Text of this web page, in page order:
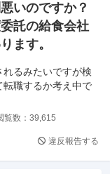
いのですか？
託の給食会社
ます。
るみたいですが検
職するか考え中で
覧数： 39,615
違反報告する